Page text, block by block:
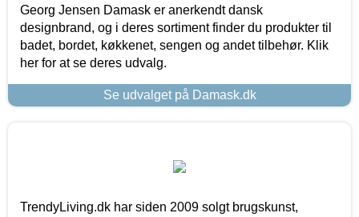
Georg Jensen Damask er anerkendt dansk
designbrand, og i deres sortiment finder du produkter til
badet, bordet, køkkenet, sengen og andet tilbehør. Klik
her for at se deres udvalg.
Se udvalget på Damask.dk
TrendyLiving.dk har siden 2009 solgt brugskunst,